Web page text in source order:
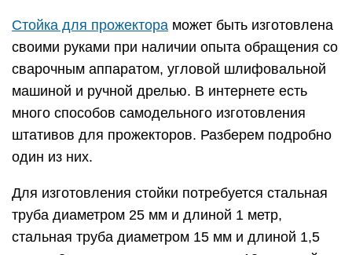
Стойка для прожектора может быть изготовлена
своими руками при наличии опыта обращения со
сварочным аппаратом, угловой шлифовальной
машиной и ручной дрелью. В интернете есть
много способов самодельного изготовления
штативов для прожекторов. Разберем подробно
один из них.
Для изготовления стойки потребуется стальная
труба диаметром 25 мм и длиной 1 метр,
стальная труба диаметром 15 мм и длиной 1,5